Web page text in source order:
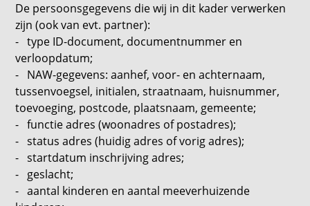
De persoonsgegevens die wij in dit kader verwerken
zijn (ook van evt. partner):
- type ID-document, documentnummer en
verloopdatum;
- NAW-gegevens: aanhef, voor- en achternaam,
tussenvoegsel, initialen, straatnaam, huisnummer,
toevoeging, postcode, plaatsnaam, gemeente;
- functie adres (woonadres of postadres);
- status adres (huidig adres of vorig adres);
- startdatum inschrijving adres;
- geslacht;
- aantal kinderen en aantal meeverhuizende